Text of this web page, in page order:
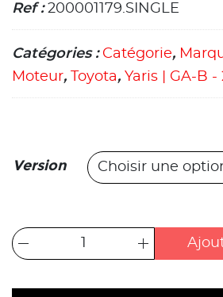
Ref :200001179.SINGLE
Catégories : Catégorie,
Moteur, Toyota, Yaris | GA-B -
Version